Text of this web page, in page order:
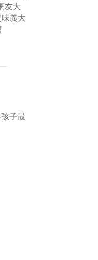
友大
義大
子最